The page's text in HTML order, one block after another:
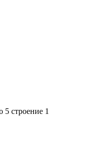
5 строение 1